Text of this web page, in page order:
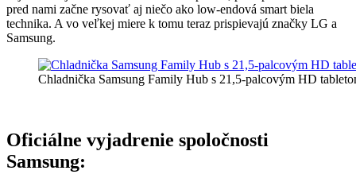
pred nami začne rysovať aj niečo ako low-endová smart biela
technika. A vo veľkej miere k tomu teraz prispievajú značky LG a
Samsung.
Chladnička Samsung Family Hub s 21,5-palcovým HD
Oficiálne vyjadrenie spoločnosti
Samsung: